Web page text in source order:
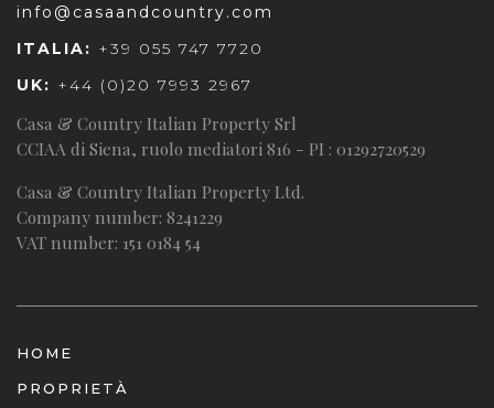
info@casaandcountry.com
ITALIA: +39 055 747 7720
UK: +44 (0)20 7993 2967
Casa & Country Italian Property Srl
CCIAA di Siena, ruolo mediatori 816 - PI : 01292720529
Casa & Country Italian Property Ltd.
Company number: 8241229
VAT number: 151 0184 54
HOME
PROPRIETÀ